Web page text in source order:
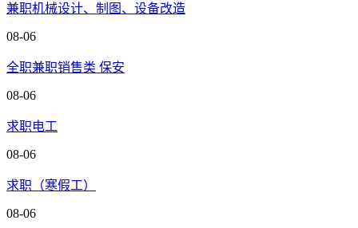
兼职机械设计、制图、设备改造
08-06
全职兼职销售类 保安
08-06
求职电工
08-06
求职（寒假工）
08-06